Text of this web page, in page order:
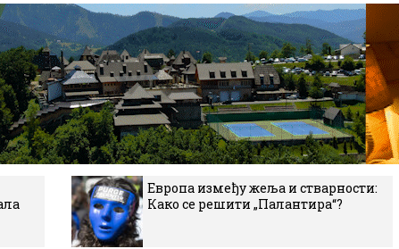
Европа између жеља и стварности:
Како се решити „Палантира“?